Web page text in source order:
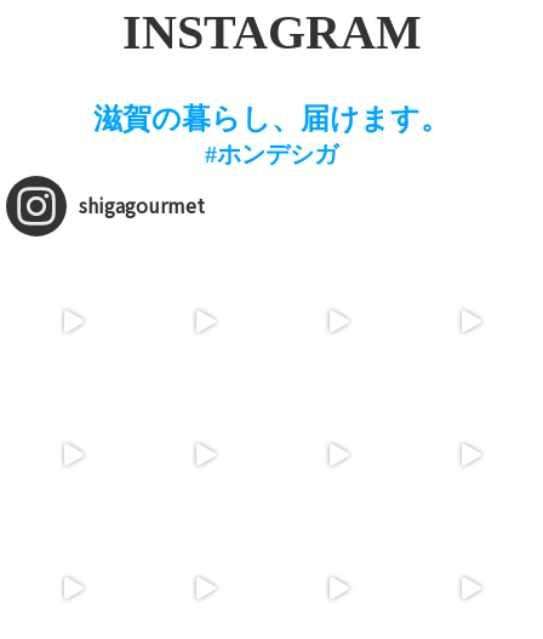
INSTAGRAM
滋賀の暮らし、届けます。
#ホンデシガ
shigagourmet